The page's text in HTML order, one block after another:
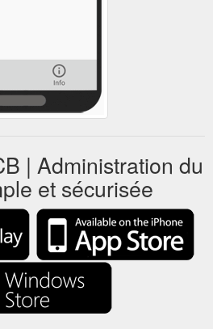
| Administration du
et sécurisée